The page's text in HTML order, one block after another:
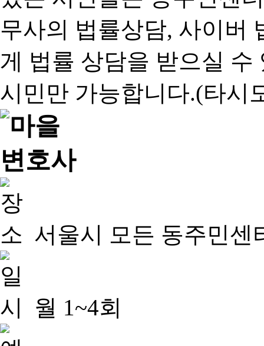
서울시 모든 동주민센
월 1~4회